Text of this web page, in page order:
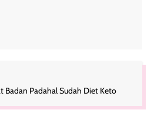
Badan Padahal Sudah Diet Keto